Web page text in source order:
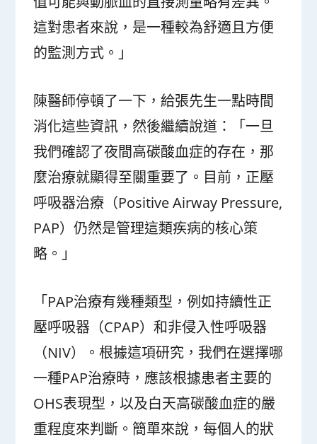
這對患者來說，是一種較為舒適且方便
的監測方式。」
陳醫師停頓了一下，給張先生一點時間
消化這些資訊，然後繼續說道：「一旦
我們確認了夜間高碳酸血症的存在，那
麼治療就顯得至關重要了。目前，正壓
呼吸器治療（Positive Airway Pressure,
PAP）仍然是管理這類疾病的核心策
略。」
「PAP治療有幾種類型，例如持續性正
壓呼吸器（CPAP）和非侵入性呼吸器
（NIV）。根據這項研究，我們在選擇哪
一種PAP治療時，應該根據患者主要的
OHS表現型，以及白天高碳酸血症的嚴
重程度來判斷。簡單來說，每個人的狀